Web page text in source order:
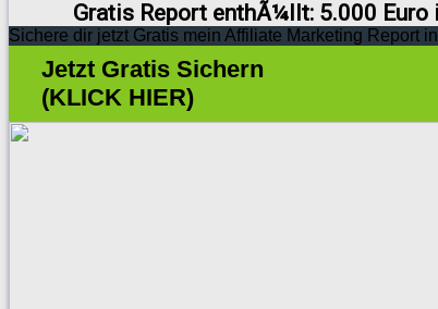
Gratis Report enthÃ¼llt: 5.000
Sichere dir jetzt Gratis mein Affiliate Marketing Report
Jetzt Gratis Sichern
(KLICK HIER)